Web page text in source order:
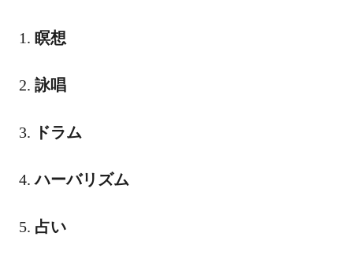
1. 瞑想
2. 詠唱
3. ドラム
4.ハーバリズム
5. 占い